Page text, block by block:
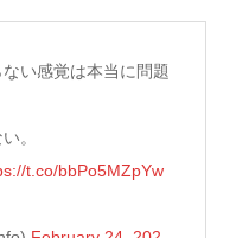
い感覚は本当に問題
。
t.co/bbPo5MZpYw